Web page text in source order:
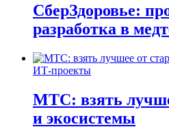
СберЗдоровье:
разработка в
ИТ-проекты
МТС: взять
и экосистемы